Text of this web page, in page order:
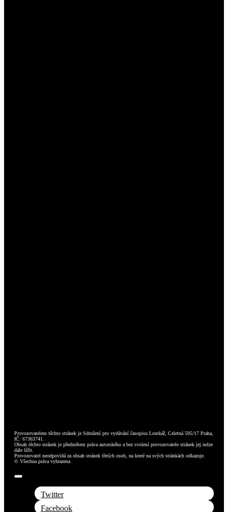
Provozovatelem těchto stránek je Sdružení pro vydávání časopisu Loutkář, Celetná 595/17 Praha,
IČ: 67363741.
Obsah těchto stránek je předmětem práva autorského a bez svolení provozovatele stránek jej nelze
dále šířit.
Provozovatel neodpovídá za obsah stránek třetích osob, na které na svých stránkách odkazuje.
© Všechna práva vyhrazena
Toggle
Navigation
Twitter
Facebook